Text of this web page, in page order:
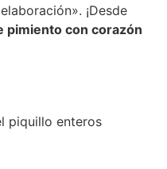
¡Desde
pimiento con corazón
piquillo enteros